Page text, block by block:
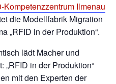
Kompetenzzentrum Ilmenau
die Modellfabrik Migration
„RFID in der Produktion“.
lädt Macher und
„RFID in der Produktion“
mit den Experten der